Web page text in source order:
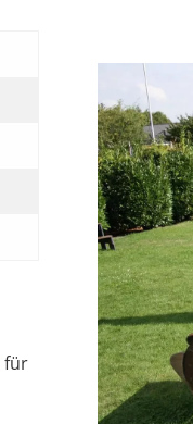
für